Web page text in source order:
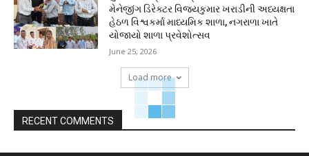
મેનેજીંગ ડિરેક્ટર વિજયકુમાર ખરાડીની અધ્યક્ષતા
હેઠળ વિશ્વકર્મા માધ્યમિક શાળા, નગરાળા ખાતે
યોજાયો શાળા પ્રવેશોત્સવ
June 25, 2026
Load more
RECENT COMMENTS